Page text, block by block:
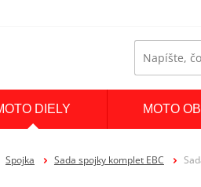
DIELY MOTO
Spojka Sada spojky komplet EBC